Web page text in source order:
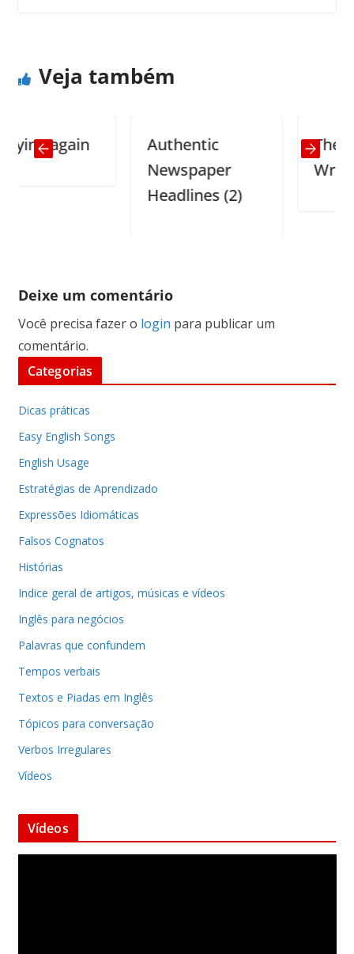
Veja também
again
Authentic
Newspaper
Headlines (2)
The
Writer
Deixe um comentário
Você precisa fazer o login para publicar um
comentário.
Categorias
Dicas práticas
Easy English Songs
English Usage
Estratégias de Aprendizado
Expressões Idiomáticas
Falsos Cognatos
Histórias
Indice geral de artigos, músicas e vídeos
Inglês para negócios
Palavras que confundem
Tempos verbais
Textos e Piadas em Inglês
Tópicos para conversação
Verbos Irregulares
Vídeos
Vídeos